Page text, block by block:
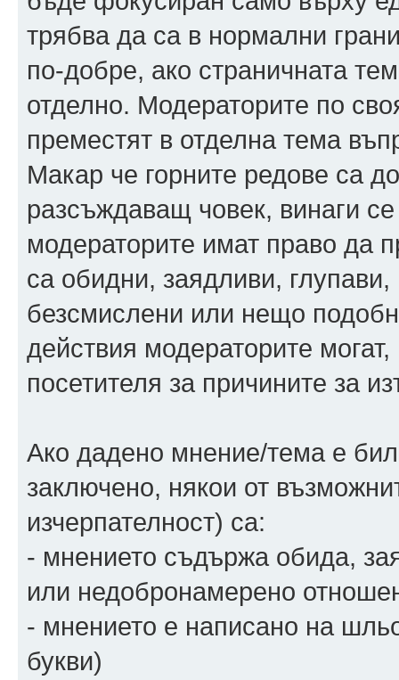
трябва да са в нормални
по-добре, ако страничната
отделно. Модераторите по
преместят в отделна тема
Макар че горните редове са
разсъждаващ човек, винаги
модераторите имат право да
са обидни, заядливи,
безсмислени или нещо
действия модераторите
посетителя за причините за
Ако дадено мнение/тема е
заключено, някои от
изчерпателност) са:
- мнението съдържа обида,
или недобронамерено
- мнението е написано на
букви)